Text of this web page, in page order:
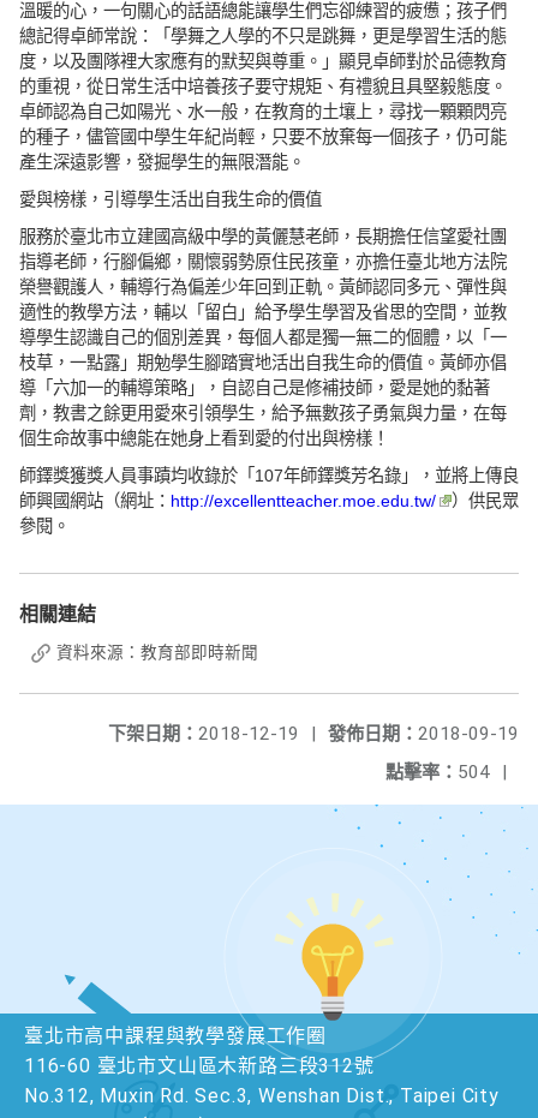
溫暖的心，一句關心的話語總能讓學生們忘卻練習的疲憊；孩子們
總記得卓師常說：「學舞之人學的不只是跳舞，更是學習生活的態
度，以及團隊裡大家應有的默契與尊重。」顯見卓師對於品德教育
的重視，從日常生活中培養孩子要守規矩、有禮貌且具堅毅態度。
卓師認為自己如陽光、水一般，在教育的土壤上，尋找一顆顆閃亮
的種子，儘管國中學生年紀尚輕，只要不放棄每一個孩子，仍可能
產生深遠影響，發掘學生的無限潛能。
愛與榜樣，引導學生活出自我生命的價值
服務於臺北市立建國高級中學的黃儷慧老師，長期擔任信望愛社團
指導老師，行腳偏鄉，關懷弱勢原住民孩童，亦擔任臺北地方法院
榮譽觀護人，輔導行為偏差少年回到正軌。黃師認同多元、彈性與
適性的教學方法，輔以「留白」給予學生學習及省思的空間，並教
導學生認識自己的個別差異，每個人都是獨一無二的個體，以「一
枝草，一點露」期勉學生腳踏實地活出自我生命的價值。黃師亦倡
導「六加一的輔導策略」，自認自己是修補技師，愛是她的黏著
劑，教書之餘更用愛來引領學生，給予無數孩子勇氣與力量，在每
個生命故事中總能在她身上看到愛的付出與榜樣！
師鐸獎獲獎人員事蹟均收錄於「107年師鐸獎芳名錄」，並將上傳良
師興國網站（網址： http://excellentteacher.moe.edu.tw/
）供民眾
參閱。
相關連結
資料來源：教育部即時新聞
發佈日期： 2018-09-19
下架日期： 2018-12-19
|
點擊率： 504 |
臺北市高中課程與教學發展工作圈
116-60 臺北市文山區木新路三段312號
No.312, Muxin Rd. Sec.3, Wenshan Dist., Taipei City